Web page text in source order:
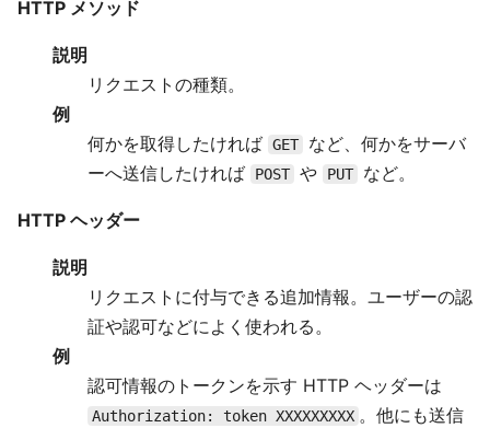
HTTP メソッド
説明
リクエストの種類。
例
何かを取得したければ GET
など、何かをサーバ
ーへ送信したければ
POST や PUT など。
HTTP ヘッダー
説明
リクエストに付与できる追加情報。ユーザーの認
証や認可などによく使われる。
例
認可情報のトークンを示す HTTP ヘッダーは
Authorization: token XXXXXXXXX 。他にも送信